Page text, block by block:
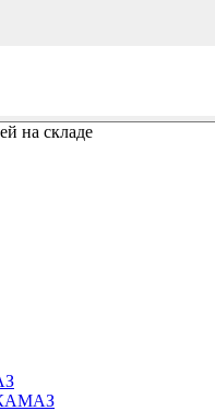
на складе
КАМАЗ